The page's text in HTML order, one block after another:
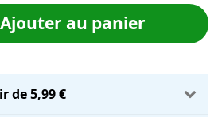
Ajouter au panier
de 5,99 €